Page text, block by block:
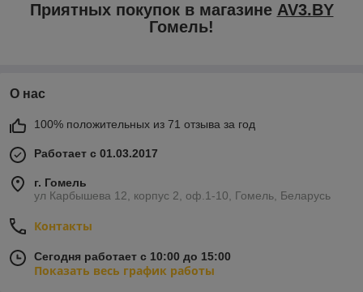
Приятных покупок в магазине AV3.BY
Гомель!
О нас
100% положительных из 71 отзыва за год
Работает с 01.03.2017
г. Гомель
ул Карбышева 12, корпус 2, оф.1-10, Гомель, Беларусь
Контакты
Сегодня работает с 10:00 до 15:00
Показать весь график работы